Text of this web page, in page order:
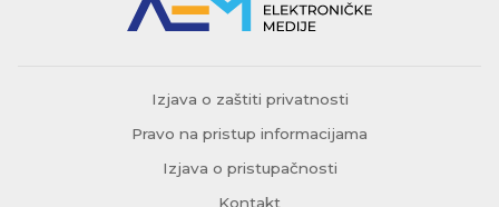
Izjava o zaštiti privatnosti
Pravo na pristup informacijama
Izjava o pristupačnosti
Kontakt